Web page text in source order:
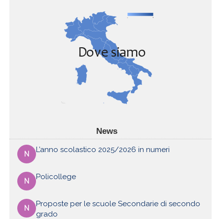
News
N L’anno scolastico 2025/2026 in numeri
N Policollege
N
Proposte per le scuole Secondarie di secondo
grado